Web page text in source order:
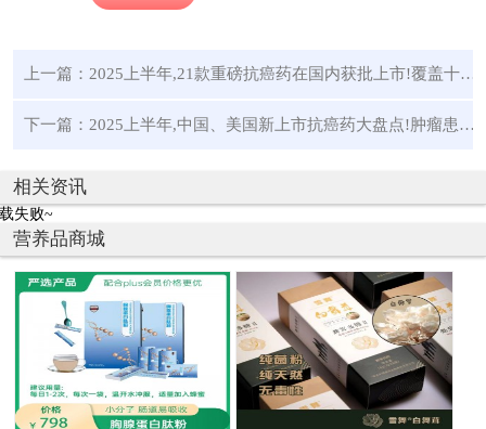
上一篇： 2025上半年,21款重磅抗癌药在国内获批上市!覆盖十大癌症
下一篇： 2025上半年,中国、美国新上市抗癌药大盘点!肿瘤患者再添34种新药
相关资讯
失败~
营养品商城